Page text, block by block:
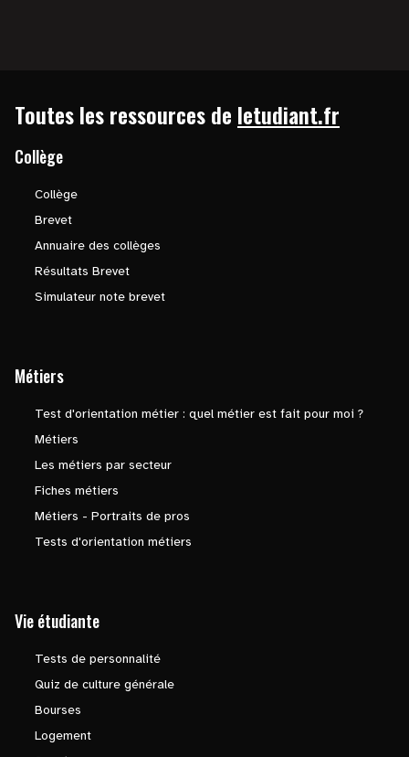
Toutes les ressources de letudiant.fr
Collège
Collège
Brevet
Annuaire des collèges
Résultats Brevet
Simulateur note brevet
Métiers
Test d'orientation métier : quel métier est fait pour moi ?
Métiers
Les métiers par secteur
Fiches métiers
Métiers - Portraits de pros
Tests d'orientation métiers
Vie étudiante
Tests de personnalité
Quiz de culture générale
Bourses
Logement